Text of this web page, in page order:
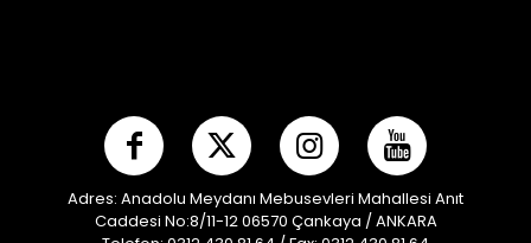
Adres: Anadolu Meydanı Mebusevleri Mahallesi Anıt
Caddesi No:8/11-12 06570 Çankaya / ANKARA